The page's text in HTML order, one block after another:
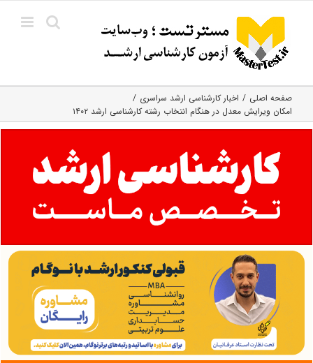
content
صفحه اصلی
اخبار کارشناسی ارشد سراسری
امکان ویرایش معدل در هنگام انتخاب رشته کارشناسی ارشد ۱۴۰۲